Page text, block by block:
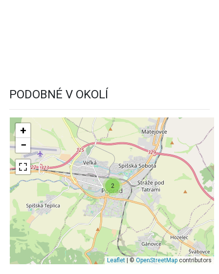
PODOBNÉ V OKOLÍ
2
+
−
Leaflet | © OpenStreetMap contributors